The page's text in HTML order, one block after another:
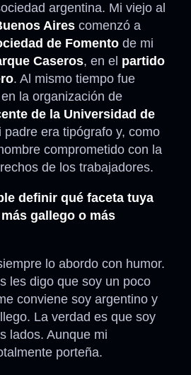
argentina. Mi viejo al
Aires comenzó a
de Fomento de mi
Caseros, en el partido
. Al mismo tiempo fue
la organización de
de la Universidad de
padre era tipógrafo y, como
comprometido con la
de los trabajadores.
definir qué faceta tuya
gallego o más
lo abordo con humor.
les digo que soy un poco
conviene soy argentino y
La verdad es que soy
lados. Aunque mi
porteña.